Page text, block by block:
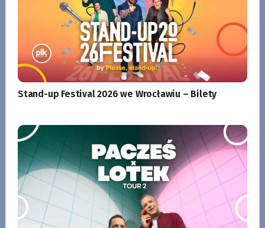
Stand-up Festival 2026 we Wrocławiu – Bilety